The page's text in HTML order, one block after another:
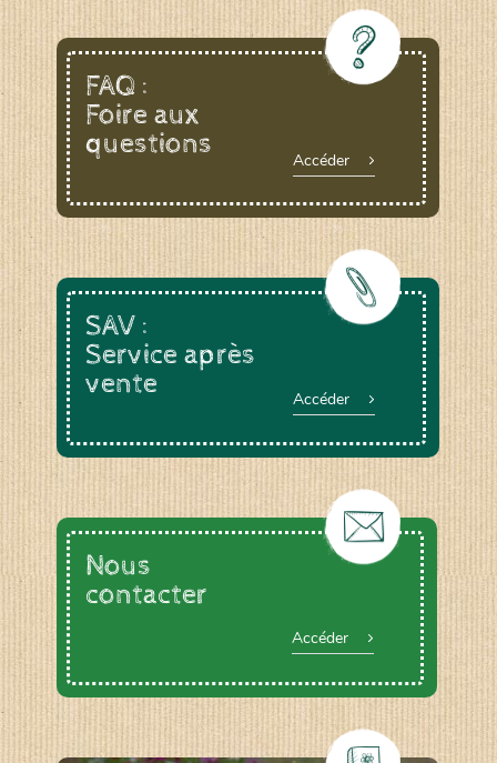
FAQ :
Foire aux
questions
Accéder
SAV :
Service après
vente
Accéder
Nous
contacter
Accéder